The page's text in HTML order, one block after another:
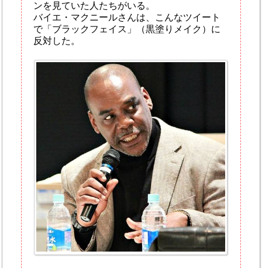
ンを見ていた人たちがいる。
バイエ・マクニールさんは、こんなツイート
で「ブラックフェイス」（黒塗りメイク）に
反対した。